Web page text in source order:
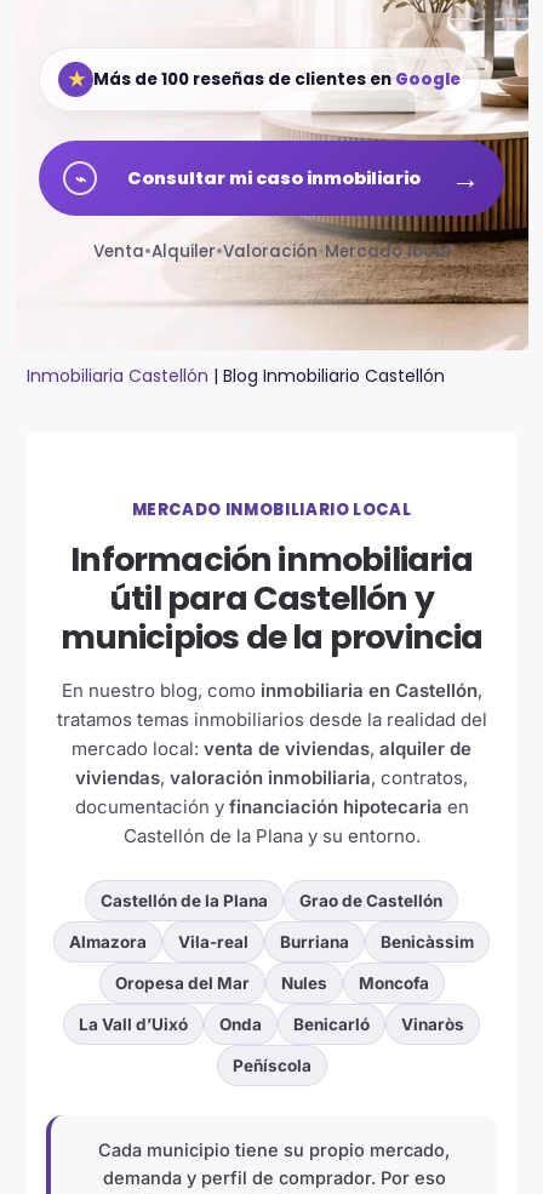
★ Más de 100 reseñas de clientes enGoogle
⌁ Consultar mi caso inmobiliario →
Venta•Alquiler•Valoración•Mercado local
Inmobiliaria Castellón | Blog Inmobiliario Castellón
MERCADO INMOBILIARIO LOCAL
Información inmobiliaria
útil para Castellón y
municipios de la provincia
En nuestro blog, como inmobiliaria en Castellón,
tratamos temas inmobiliarios desde la realidad del
mercado local: venta de viviendas, alquiler de
viviendas, valoración inmobiliaria, contratos,
documentación y financiación hipotecaria en
Castellón de la Plana y su entorno.
Castellón de la Plana Grao de Castellón
Almazora Vila-real Burriana Benicàssim
Oropesa del Mar Nules Moncofa
La Vall d’Uixó Onda Benicarló Vinaròs
Peñíscola
Cada municipio tiene su propio mercado,
demanda y perfil de comprador. Por eso